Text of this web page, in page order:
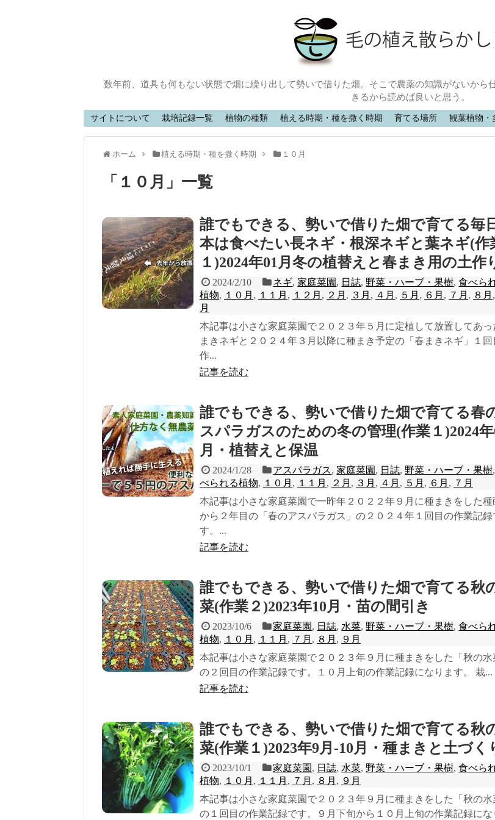
数年前、道具も何もない状態で畑に繰り出して勢いで借りた畑。そこで農薬の知識がないか
きるから読めば良いと思う。
サイトについて 栽培記録一覧 植物の種類 植える時期・種を撒く時期 育てる場所 観葉植物・
ホーム 植える時期・種を撒く時期 １０月
「 １０月 」 一覧
誰でもできる、勢いで借りた畑で育てる毎
本は食べたい長ネギ・根深ネギと葉ネギ(作
１)2024年01月冬の植替えと春まき用の土作
2024/2/10 ネギ,家庭菜園 , 日誌, 野菜・ハーブ・果樹,食べら
植物, １０月 , １１月 , １２月 , ２月 , ３月 , ４月 , ５月 , ６月 , ７月 , ８月 ,
月
本記事は小さな家庭菜園で２０２３年５月に定植して放置してあっ
まきネギと２０２４年３月以降に種まき予定の「春まきネギ」１回
作...
記事を読む
誰でもできる、勢いで借りた畑で育てる春
スパラガスのための冬の管理(作業１)2024年
月・植替えと保温
2024/1/28 アスパラガス,家庭菜園 , 日誌, 野菜・ハーブ・果樹
べられる植物, １０月 , １１月 , ２月 , ３月 , ４月 , ５月 , ６月 , ７月
本記事は小さな家庭菜園で一昨年２０２２年９月に種まきをした種
から２年目の「春のアスパラガス」の２０２４年１回目の作業記録
す。...
記事を読む
誰でもできる、勢いで借りた畑で育てる秋
菜(作業２)2023年10月・苗の間引き
2023/10/6 家庭菜園 , 日誌, 水菜, 野菜・ハーブ・果樹,食べら
植物, １０月 , １１月 , ７月 , ８月 , ９月
本記事は小さな家庭菜園で２０２３年９月に種まきをした「秋の水
の２回目の作業記録です。１０月上旬の作業記録になります。 栽...
記事を読む
誰でもできる、勢いで借りた畑で育てる秋
菜(作業１)2023年9月-10月・種まきと土づく
2023/10/1 家庭菜園 , 日誌, 水菜, 野菜・ハーブ・果樹,食べら
植物, １０月 , １１月 , ７月 , ８月 , ９月
本記事は小さな家庭菜園で２０２３年９月に種まきをした「秋の水
の１回目の作業記録です。９月下旬から１０月上旬の作業記録にな